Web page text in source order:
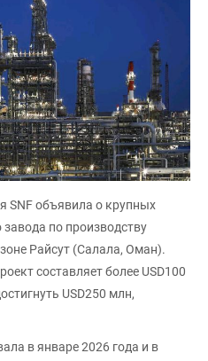
SNF объявила о крупных
завода по производству
Райсут (Салала, Оман).
составляет более USD100
USD250 млн,
в январе 2026 года и в